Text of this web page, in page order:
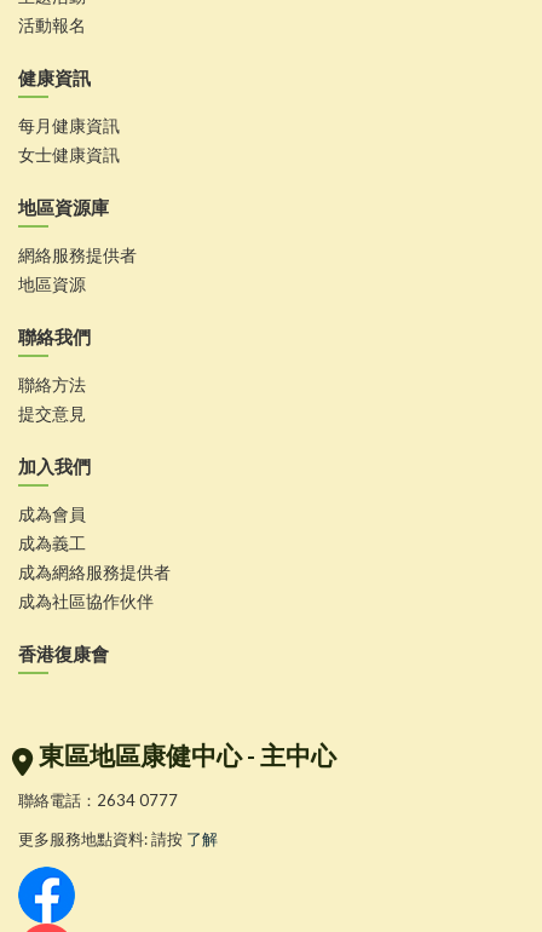
活動報名
健康資訊
每月健康資訊
女士健康資訊
地區資源庫
網絡服務提供者
地區資源
聯絡我們
聯絡方法
提交意見
加入我們
成為會員
成為義工
成為網絡服務提供者
成為社區協作伙伴
香港復康會
東區地區康健中心 - 主中心
聯絡電話：2634 0777
更多服務地點資料: 請按 了解